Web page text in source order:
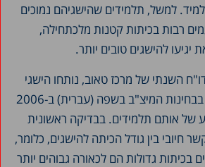
למשל, תלמידים שהישגיהם נמוכים
רבות בכיתות קטנות מלכתחילה,
להישגים טובים יותר.
השנתי של מרכז טאוב, נותחו הישגי
התלמידים שהשתתפו בבחינות המיצ"ב בשפה (עברית) ב-2006
רקע של אותם תלמידים. בבדיקה ראשונית
חיובי בין גודל הכיתה להישגים, כלומר,
בכיתות גדולות הם לכאורה גבוהים יותר